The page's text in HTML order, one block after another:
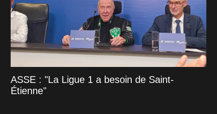
ASSE : "La Ligue 1 a besoin de Saint-
Étienne"